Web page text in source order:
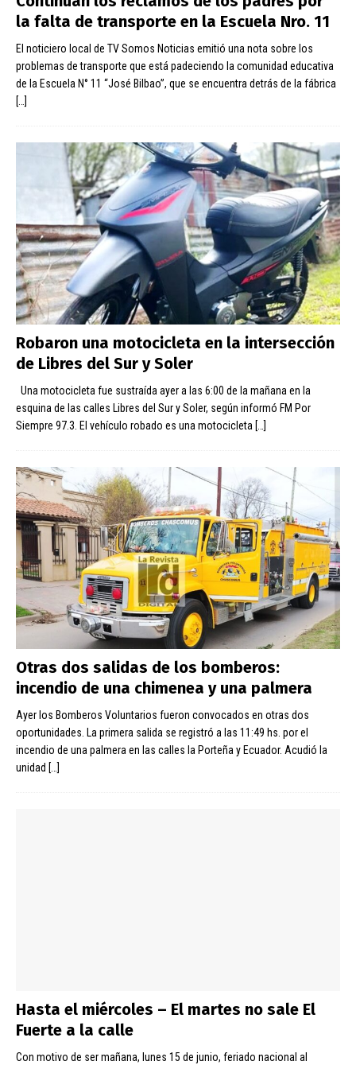
la falta de transporte en la Escuela Nro. 11
El noticiero local de TV Somos Noticias emitió una nota sobre los
problemas de transporte que está padeciendo la comunidad educativa
de la Escuela N° 11 “José Bilbao”, que se encuentra detrás de la fábrica
[…]
Robaron una motocicleta en la intersección
de Libres del Sur y Soler
Una motocicleta fue sustraída ayer a las 6:00 de la mañana en la
esquina de las calles Libres del Sur y Soler, según informó FM Por
Siempre 97.3. El vehículo robado es una motocicleta […]
Otras dos salidas de los bomberos:
incendio de una chimenea y una palmera
Ayer los Bomberos Voluntarios fueron convocados en otras dos
oportunidades. La primera salida se registró a las 11:49 hs. por el
incendio de una palmera en las calles la Porteña y Ecuador. Acudió la
unidad […]
Hasta el miércoles – El martes no sale El
Fuerte a la calle
Con motivo de ser mañana, lunes 15 de junio, feriado nacional al